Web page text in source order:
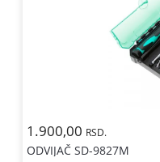
1.900,00 RSD.
ODVIJAČ SD-9827M